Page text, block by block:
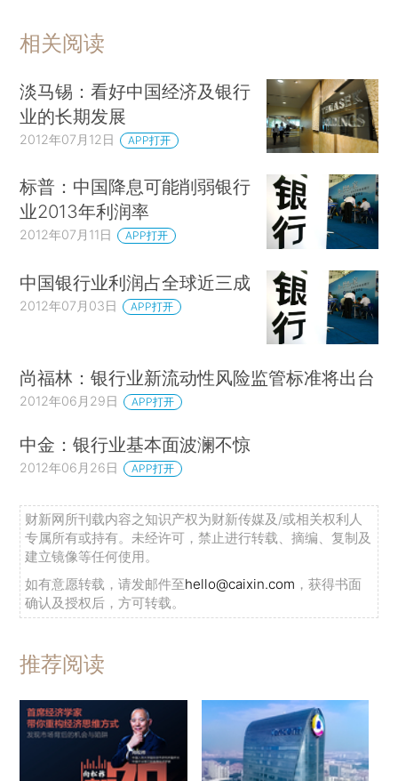
相关阅读
淡马锡：看好中国经济及银行
业的长期发展
2012年07月12日 APP打开
标普：中国降息可能削弱银行
业2013年利润率
2012年07月11日 APP打开
中国银行业利润占全球近三成
2012年07月03日 APP打开
尚福林：银行业新流动性风险监管标准将出台
2012年06月29日 APP打开
中金：银行业基本面波澜不惊
2012年06月26日 APP打开
财新网所刊载内容之知识产权为财新传媒及/或相关权利人
专属所有或持有。未经许可，禁止进行转载、摘编、复制及
建立镜像等任何使用。
如有意愿转载，请发邮件至hello@caixin.com ，获得书面
确认及授权后，方可转载。
推荐阅读